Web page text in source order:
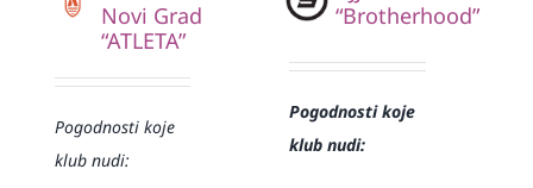
Novi Grad
“ATLETA”
Pogodnosti koje
klub nudi:
“Brotherhood”
Pogodnosti koje
klub nudi: